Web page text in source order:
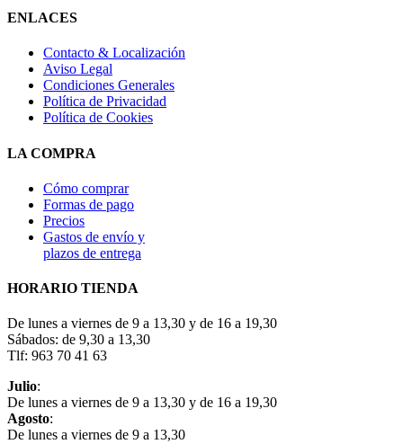
ENLACES
Contacto & Localización
Aviso Legal
Condiciones Generales
Política de Privacidad
Política de Cookies
LA COMPRA
Cómo comprar
Formas de pago
Precios
Gastos de envío y
plazos de entrega
HORARIO TIENDA
De lunes a viernes de 9 a 13,30 y de 16 a 19,30
Sábados: de 9,30 a 13,30
Tlf: 963 70 41 63
Julio:
De lunes a viernes de 9 a 13,30 y de 16 a 19,30
Agosto:
De lunes a viernes de 9 a 13,30